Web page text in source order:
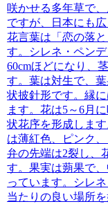
咲かせる多年草で
ですが、日本にも
花言葉は「恋の落と
す。
シレネ・ペン
60cmほどになり、
す。葉は対生で、
状披針形です。縁
ます。花は5～6月
状花序を形成しま
は薄紅色、ピンク
弁の先端は2裂し、
す。果実は蒴果で
っています。
シレ
当たりの良い場所